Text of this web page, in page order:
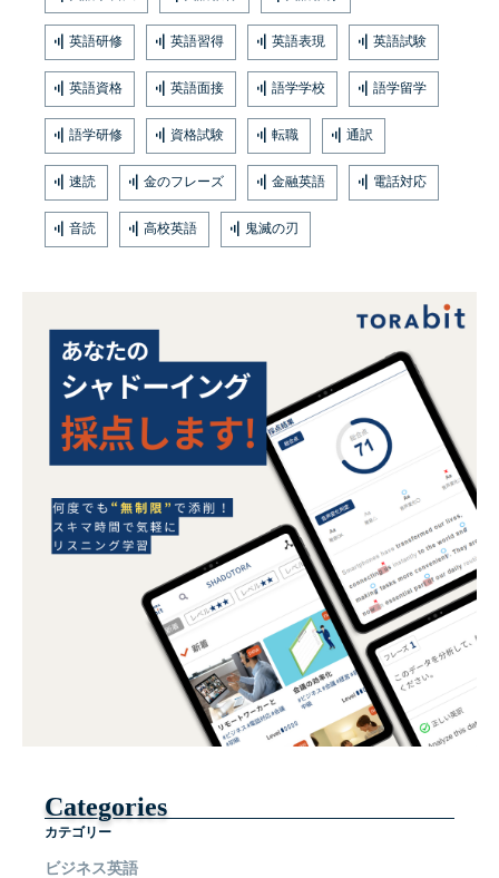
英語研修 英語習得 英語表現 英語試験
英語資格 英語面接 語学学校 語学留学
語学研修 資格試験 転職 通訳
速読 金のフレーズ 金融英語 電話対応
音読 高校英語 鬼滅の刃
Categories
カテゴリー
ビジネス英語